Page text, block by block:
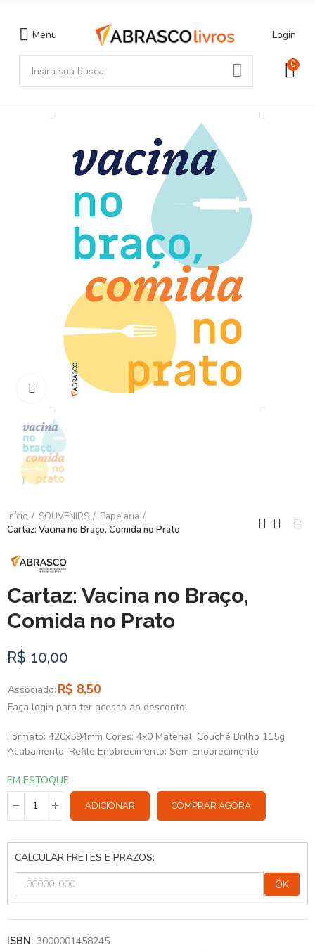
Menu Login
0
Clique para ampliar
Início SOUVENIRS
Papelaria
Cartaz: Vacina no Braço, Comida no Prato
Cartaz: Vacina no Braço,
Comida no Prato
R$ 10,00
Associado: R$ 8,50
Faça login para ter acesso ao desconto.
Formato: 420x594mm Cores: 4x0 Material: Couché Brilho 115g
Acabamento: Refile Enobrecimento: Sem Enobrecimento
EM ESTOQUE
ADICIONAR COMPRAR AGORA
CALCULAR FRETES E PRAZOS:
OK
ISBN: 3000001458245